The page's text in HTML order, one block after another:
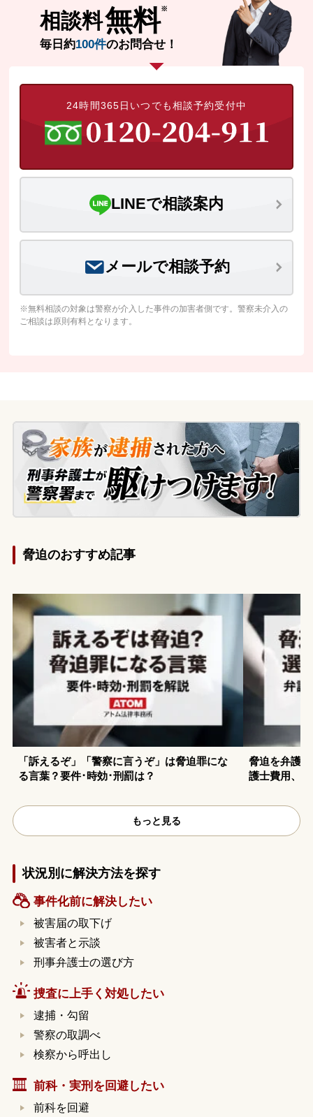
ま出頭を求められたことに強い不安を感
じ、取り調べへの対応や今後の見通しにつ
いて相談するため来所され、即日依頼に至
りました。
相談料無料
毎日約100件のお問合せ！
24時間365日いつでも相談予約受付中
LINEで相談案内
メールで相談予約
※無料相談の対象は警察が介入した事件の加害者側です。警察未介入の
ご相談は原則有料となります。
脅迫のおすすめ記事
「訴えるぞ」「警察に言うぞ」は脅迫罪にな
る言葉？要件･時効･刑罰は？
脅迫を弁護
護士費用、
もっと見る
状況別に解決方法を探す
事件化前に解決したい
被害届の取下げ
被害者と示談
刑事弁護士の選び方
捜査に上手く対処したい
逮捕・勾留
警察の取調べ
検察から呼出し
前科・実刑を回避したい
前科を回避